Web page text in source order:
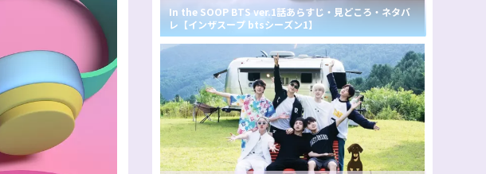
In the SOOP BTS ver.1話あらすじ・見どころ・ネタバ
レ【インザスープ btsシーズン1】